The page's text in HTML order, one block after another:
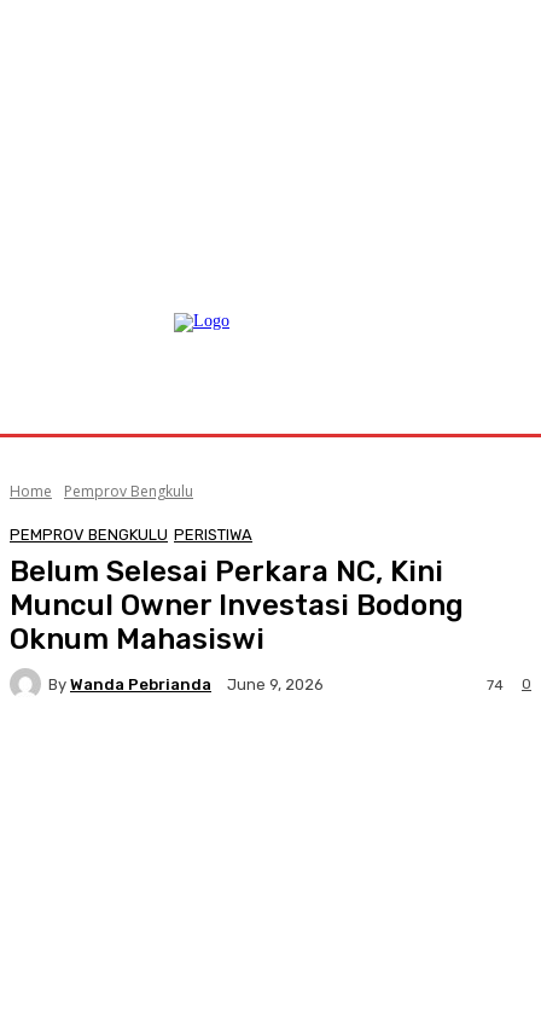
Home Pemprov Bengkulu
PEMPROV BENGKULU PERISTIWA
Belum Selesai Perkara NC, Kini
Muncul Owner Investasi Bodong
Oknum Mahasiswi
By Wanda Pebrianda June 9, 2026 0
74